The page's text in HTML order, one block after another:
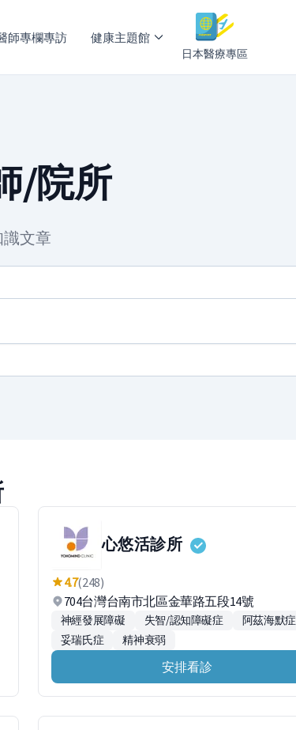
師專欄專訪 健康主題館
日本醫療專區
/院所
文章
心悠活診所
4.7(248)
704台灣台南市北區金華路五段14號
神經發展障礙 失智/認知障礙症
阿茲海默症
妥瑞氏症
精神衰弱
安排看診